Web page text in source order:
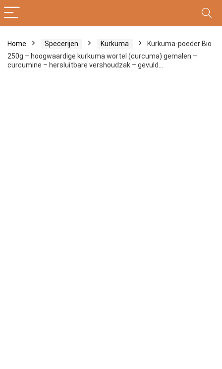
Home Specerijen Kurkuma
Kurkuma-poeder Bio
250g – hoogwaardige kurkuma wortel (curcuma) gemalen –
curcumine – hersluitbare vershoudzak – gevuld…